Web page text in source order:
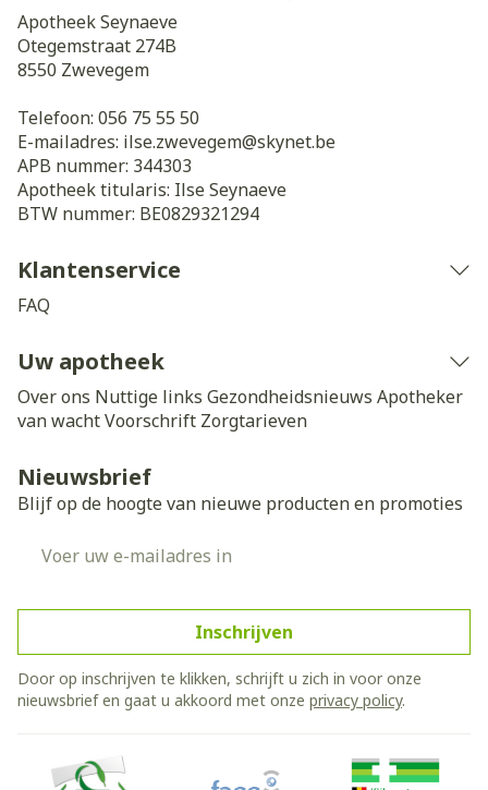
Apotheek Seynaeve
Otegemstraat 274B
8550 Zwevegem
Telefoon: 056 75 55 50
E-mailadres: ilse.zwevegem@skynet.be
APB nummer: 344303
Apotheek titularis: Ilse Seynaeve
BTW nummer: BE0829321294
Klantenservice
FAQ
Uw apotheek
Over ons Nuttige links Gezondheidsnieuws Apotheker
van wachtVoorschrift Zorgtarieven
Nieuwsbrief
Blijf op de hoogte van nieuwe producten en promoties
Inschrijven
Door op inschrijven te klikken, schrijft u zich in voor onze
nieuwsbrief en gaat u akkoord met onze privacy policy.